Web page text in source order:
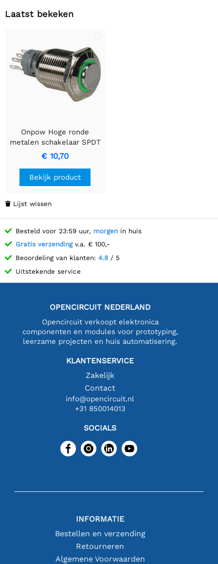
Laatst bekeken
Onpow Hoge ronde
metalen schakelaar SPDT
1NO 1NC
€ 10,70
Bekijk product
 Lijst wissen
Besteld voor 23:59 uur, morgen in huis
Gratis verzendingv.a. € 100,-
Beoordeling van klanten: 4.8 / 5
Uitstekende service
OPENCIRCUIT NEDERLAND
Opencircuit verkoopt elektronica
componenten en modules voor prototyping,
leerzame projecten en huis automatisering.
KLANTENSERVICE
Zakelijk
Contact
info@opencircuit.nl
+31 850014013
SOCIALS
INFORMATIE
Bestellen en verzending
Retourneren
Algemene Voorwaarden